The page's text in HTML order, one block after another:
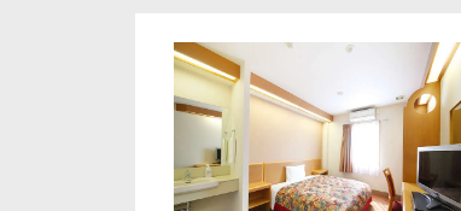
ポイントアップ
【ポイントアップ】素泊まり
素泊まり 現地決済可 事前決済可 IN